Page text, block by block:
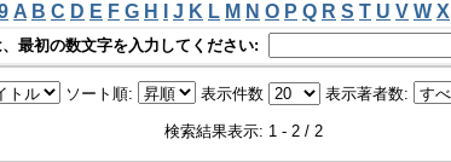
A B C D E F G H J K L M N O P Q R S T U V W X
最初の数文字を入力してください:
ソート順: 表示件数 表示著者数:
検索結果表示: 1 - 2 / 2